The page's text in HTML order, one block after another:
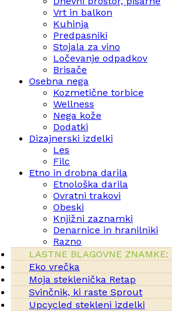
Vrt in balkon
Kuhinja
Predpasniki
Stojala za vino
Ločevanje odpadkov
Brisače
Osebna nega
Kozmetične torbice
Wellness
Nega kože
Dodatki
Dizajnerski izdelki
Les
Filc
Etno in drobna darila
Etnološka darila
Ovratni trakovi
Obeski
Knjižni zaznamki
Denarnice in hranilniki
Razno
LASTNE BLAGOVNE ZNAMKE:
Eko vrečka
Moja steklenička Retap
Svinčnik, ki raste Sprout
Upcycled stekleni izdelki